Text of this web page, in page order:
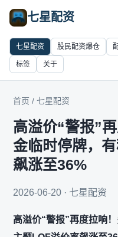
七星配资
七星配资 股民配资爆仓
标签 关于
首页 / 七星配资
高溢价“警报”
金临时停牌，
飙涨至36%
2026-06-20 · 七星配资
高溢价“警报”再度拉响